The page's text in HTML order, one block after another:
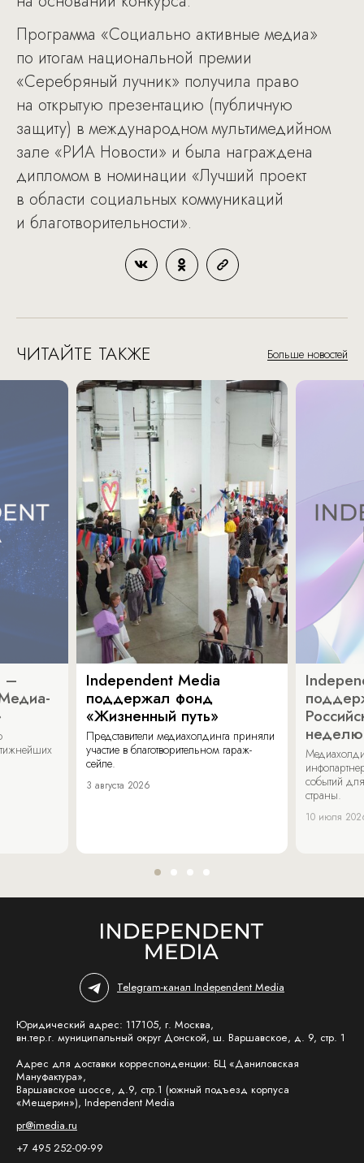
Программа «Социально активные медиа»
по итогам национальной премии
«Серебряный лучник» получила право
на открытую презентацию (публичную
защиту) в международном мультимедийном
зале «РИА Новости» и была награждена
дипломом в номинации «Лучший проект
в области социальных коммуникаций
и благотворительности».
ЧИТАЙТЕ ТАКЖЕ Больше новостей
–
Independent Media
поддержал фонд
«Жизненный путь»
Представители медиахолдинга приняли
участие в благотворительном гараж-
сейле.
3 августа 2026
неделю
событий
страны.
10 июля
Telegram-канал Independent Media
Юридический адрес: 117105, г. Москва,
вн.тер.г. муниципальный округ Донской, ш. Варшавское, д. 9, стр. 1
Адрес для доставки корреспонденции: БЦ «Даниловская
Мануфактура»,
Варшавское шоссе, д.9, стр.1 (южный подъезд корпуса
«Мещерин»), Independent Media
pr@imedia.ru
+7 495 252-09-99